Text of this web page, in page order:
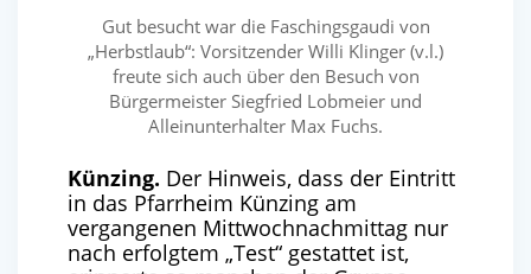
Gut besucht war die Faschingsgaudi von
„Herbstlaub“: Vorsitzender Willi Klinger (v.l.)
freute sich auch über den Besuch von
Bürgermeister Siegfried Lobmeier und
Alleinunterhalter Max Fuchs.
Künzing. Der Hinweis, dass der Eintritt
in das Pfarrheim Künzing am
vergangenen Mittwochnachmittag nur
nach erfolgtem „Test“ gestattet ist,